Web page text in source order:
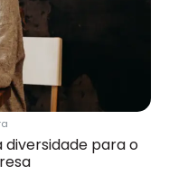
diversidade para o